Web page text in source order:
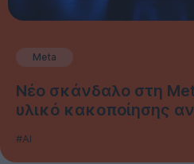
Meta
Νέο σκάνδαλο στη
υλικό κακοποίησης
#AI